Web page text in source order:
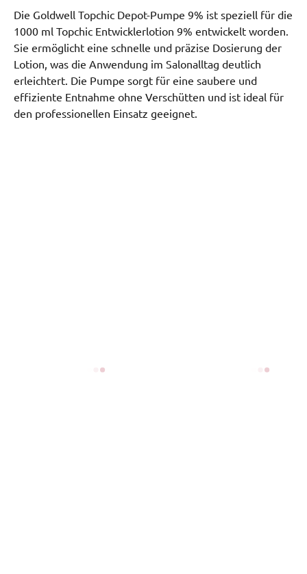
Die Goldwell Topchic Depot-Pumpe 9% ist speziell für die
1000 ml Topchic Entwicklerlotion 9% entwickelt worden.
Sie ermöglicht eine schnelle und präzise Dosierung der
Lotion, was die Anwendung im Salonalltag deutlich
erleichtert. Die Pumpe sorgt für eine saubere und
effiziente Entnahme ohne Verschütten und ist ideal für
den professionellen Einsatz geeignet.